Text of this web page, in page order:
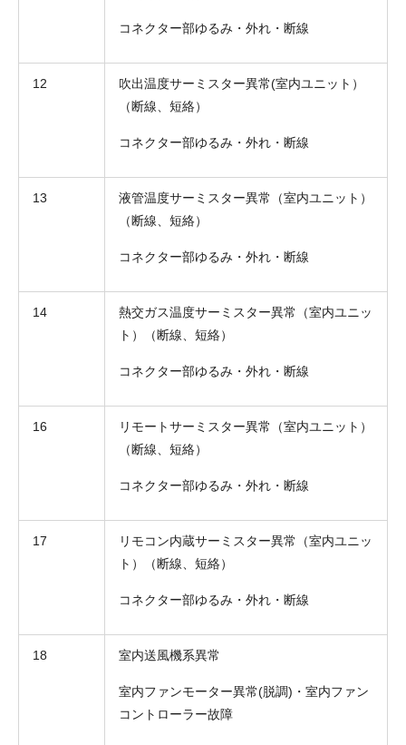
コネクター部ゆるみ・外れ・断線
12
吹出温度サーミスター異常(室内ユニット）
（断線、短絡）
コネクター部ゆるみ・外れ・断線
13
液管温度サーミスター異常（室内ユニット）
（断線、短絡）
コネクター部ゆるみ・外れ・断線
14
熱交ガス温度サーミスター異常（室内ユニッ
ト）（断線、短絡）
コネクター部ゆるみ・外れ・断線
16
リモートサーミスター異常（室内ユニット）
（断線、短絡）
コネクター部ゆるみ・外れ・断線
17
リモコン内蔵サーミスター異常（室内ユニッ
ト）（断線、短絡）
コネクター部ゆるみ・外れ・断線
18 室内送風機系異常
室内ファンモーター異常(脱調)・室内ファン
コントローラー故障